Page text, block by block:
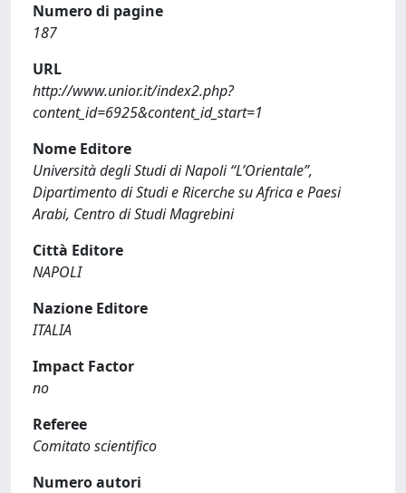
Numero di pagine
187
URL
http://www.unior.it/index2.php?
content_id=6925&content_id_start=1
Nome Editore
Università degli Studi di Napoli “L’Orientale”,
Dipartimento di Studi e Ricerche su Africa e Paesi
Arabi, Centro di Studi Magrebini
Città Editore
NAPOLI
Nazione Editore
ITALIA
Impact Factor
no
Referee
Comitato scientifico
Numero autori